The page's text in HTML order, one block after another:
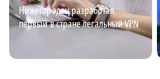
Нижегородец разработал
первый в стране легальный VPN